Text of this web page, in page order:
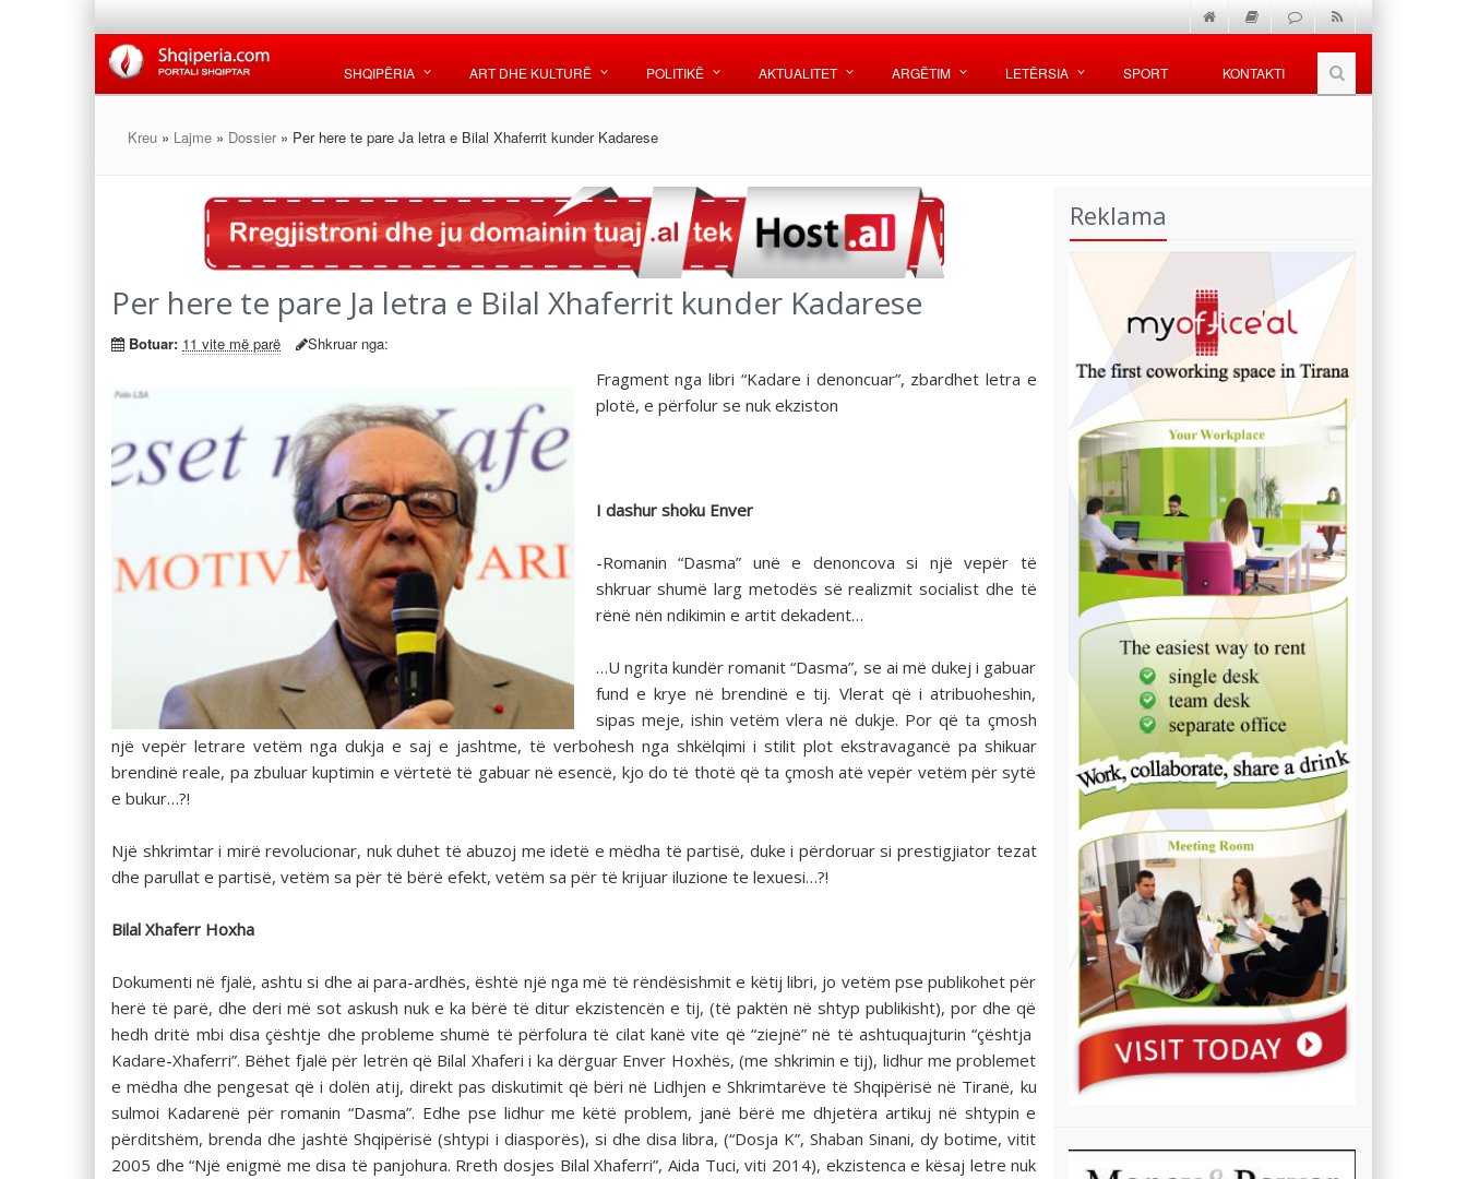
SHQIPËRIA ART DHE KULTURË POLITIKË AKTUALITET ARGËTIM LETËRSIA SPORT KONTAKTI
Kreu » Lajme » Dossier » Per here te pare Ja letra e Bilal Xhaferrit kunder Kadarese
Per here te pare Ja letra e Bilal Xhaferrit kunder Kadarese
Botuar: 11 vite më parë Shkruar nga:
Fragment nga libri “Kadare i denoncuar”, zbardhet letra e
plotë, e përfolur se nuk ekziston
I dashur shoku Enver
-Romanin “Dasma” unë e denoncova si një vepër të
shkruar shumë larg metodës së realizmit socialist dhe të
rënë nën ndikimin e artit dekadent…
…U ngrita kundër romanit “Dasma”, se ai më dukej i gabuar
fund e krye në brendinë e tij. Vlerat që i atribuoheshin,
sipas meje, ishin vetëm vlera në dukje. Por që ta çmosh
një vepër letrare vetëm nga dukja e saj e jashtme, të verbohesh nga shkëlqimi i stilit plot ekstravagancë pa shikuar
brendinë reale, pa zbuluar kuptimin e vërtetë të gabuar në esencë, kjo do të thotë që ta çmosh atë vepër vetëm për sytë
e bukur…?!
Një shkrimtar i mirë revolucionar, nuk duhet të abuzoj me idetë e mëdha të partisë, duke i përdoruar si prestigjiator tezat
dhe parullat e partisë, vetëm sa për të bërë efekt, vetëm sa për të krijuar iluzione te lexuesi…?!
Bilal Xhaferr Hoxha
Dokumenti në fjalë, ashtu si dhe ai para-ardhës, është një nga më të rëndësishmit e këtij libri, jo vetëm pse publikohet për
herë të parë, dhe deri më sot askush nuk e ka bërë të ditur ekzistencën e tij, (të paktën në shtyp publikisht), por dhe që
hedh dritë mbi disa çështje dhe probleme shumë të përfolura të cilat kanë vite që “ziejnë” në të ashtuquajturin “çështja
Kadare-Xhaferri”. Bëhet fjalë për letrën që Bilal Xhaferi i ka dërguar Enver Hoxhës, (me shkrimin e tij), lidhur me problemet
e mëdha dhe pengesat që i dolën atij, direkt pas diskutimit që bëri në Lidhjen e Shkrimtarëve të Shqipërisë në Tiranë, ku
sulmoi Kadarenë për romanin “Dasma”. Edhe pse lidhur me këtë problem, janë bërë me dhjetëra artikuj në shtypin e
përditshëm, brenda dhe jashtë Shqipërisë (shtypi i diasporës), si dhe disa libra, (“Dosja K”, Shaban Sinani, dy botime, vitit
2005 dhe “Një enigmë me disa të panjohura. Rreth dosjes Bilal Xhaferri”, Aida Tuci, viti 2014), ekzistenca e kësaj letre nuk
Reklama